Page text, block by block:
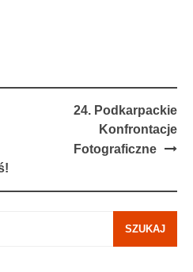
24. Podkarpackie
Konfrontacje
Fotograficzne